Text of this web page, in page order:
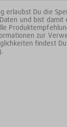
erlaubst Du die
und bist damit
zur
findest